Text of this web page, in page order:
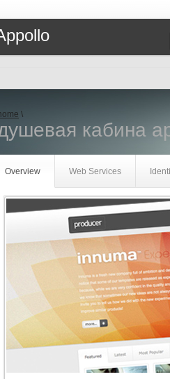
\
кабина
Overview Web Services